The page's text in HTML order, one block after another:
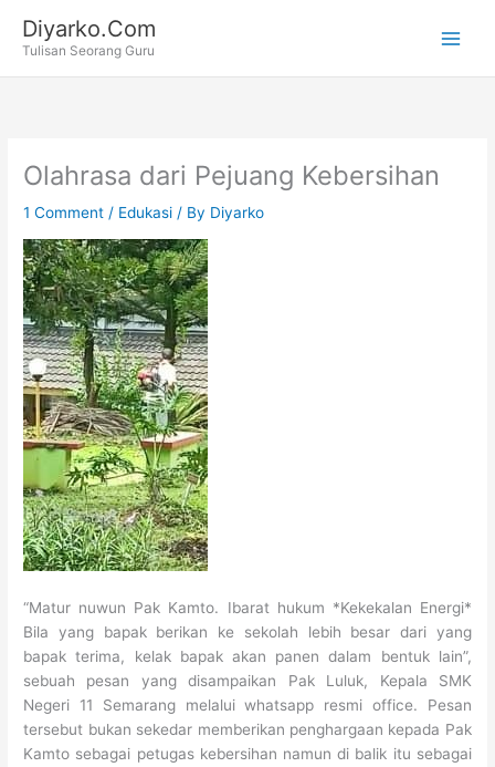
content
Diyarko.Com
Tulisan Seorang Guru
Olahrasa dari Pejuang Kebersihan
1 Comment / Edukasi / By Diyarko
“Matur nuwun Pak Kamto. Ibarat hukum *Kekekalan Energi*
Bila yang bapak berikan ke sekolah lebih besar dari yang
bapak terima, kelak bapak akan panen dalam bentuk lain”,
sebuah pesan yang disampaikan Pak Luluk, Kepala SMK
Negeri 11 Semarang melalui whatsapp resmi office. Pesan
tersebut bukan sekedar memberikan penghargaan kepada Pak
Kamto sebagai petugas kebersihan namun di balik itu sebagai